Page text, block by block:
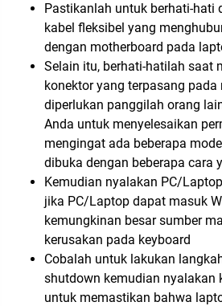
Pastikanlah untuk berhati-hati
kabel fleksibel yang
dengan motherboard pada
Selain itu, berhati-hatilah saat
konektor yang terpasang
diperlukan panggilah orang
Anda untuk menyelesaikan
mengingat ada beberapa
dibuka dengan beberapa cara
Kemudian nyalakan PC/
jika PC/Laptop dapat masuk
kemungkinan besar sumber
kerusakan pada keyboard
Cobalah untuk lakukan
shutdown kemudian nyalakan
untuk memastikan bahwa